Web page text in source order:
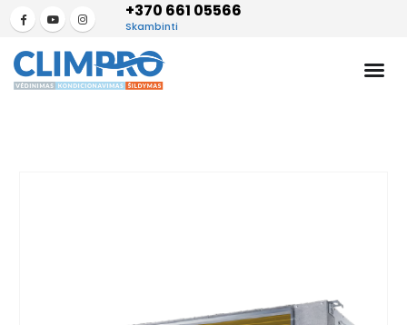
+370 661 05566
Skambinti